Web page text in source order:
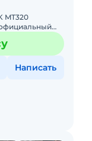
MT320
ковш MT3
Написать